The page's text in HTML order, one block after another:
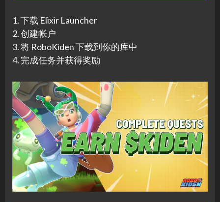
1. 下载 Elixir Launcher
2. 创建帐户
3. 将 RoboKiden 下载到你的库中
4. 完成任务并获得奖励